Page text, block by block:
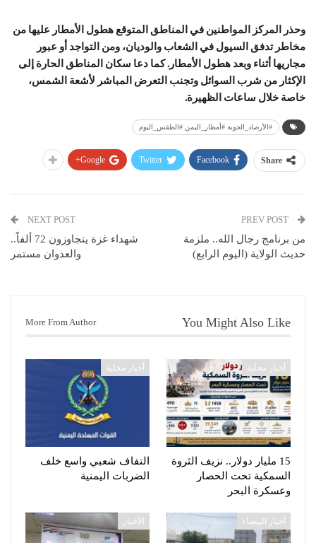
وحذر المركز المواطنين في المناطق المتوقع هطول الأمطار عليها من
مخاطر تدفق السيول في الشعاب والوديان، ومن التواجد أو عبور
مجاريها أثناء وبعد هطول الأمطار. كما دعا سكان المناطق الحارة إلى
الإكثار من شرب السوائل وتجنب التعرض المباشر لأشعة الشمس،
خاصة خلال ساعات الظهيرة.
#الأرصاد_الجوية #أمطار_اليمن #الطقس_اليوم
Share
Facebook
Twitter
Google+
من برنامج رجال الله.. ملزمة
حديث الولاية (اليوم الرابع)
NEXT POST
شهداء غزة يتجاوزون 72 ألفاً..
والعدوان مستمر
You Might Also Like
More From Author
أخبار محلية
15 مليار دولار.. نزيف الثروة
السمكية تحت الحصار
وعسكرة البحر
أخبار محلية
التفاف شعبي واسع خلف
الضربات اليمنية
أخبار البيضاء الأخبار